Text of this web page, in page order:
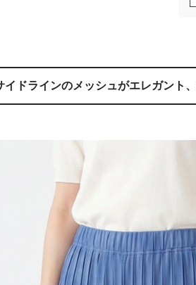
イドラインのメッシュがエレガント、